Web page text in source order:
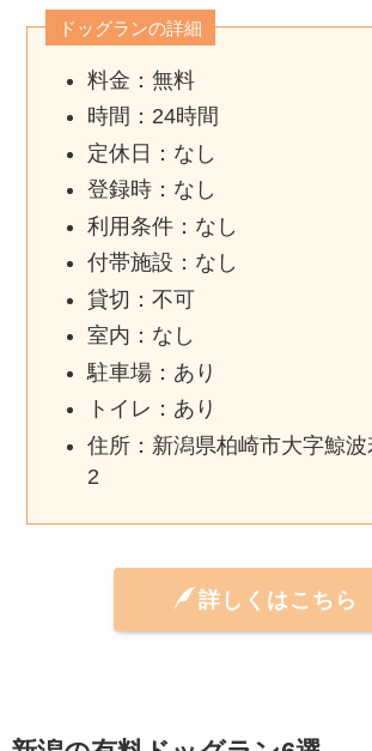
ドッグランの詳細
料金：無料
時間：24時間
定休日：なし
登録時：なし
利用条件：なし
付帯施設：なし
貸切：不可
室内：なし
駐車場：あり
トイレ：あり
住所：新潟県柏崎市大字鯨
2
詳しくはこちら